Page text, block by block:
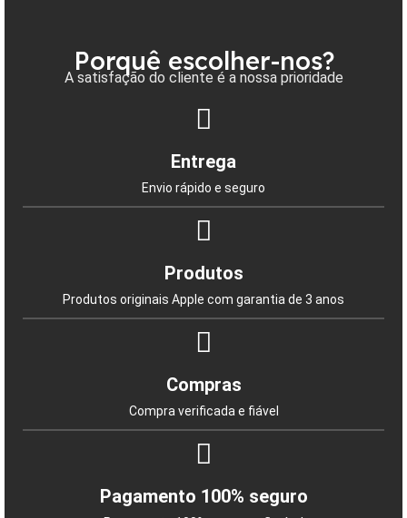
Porquê escolher-nos?
A satisfação do cliente é a nossa prioridade
Entrega
Envio rápido e seguro
Produtos
Produtos originais Apple com garantia de 3 anos
Compras
Compra verificada e fiável
Pagamento 100% seguro